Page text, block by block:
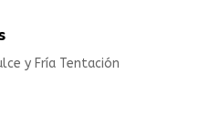
y Fría Tentación